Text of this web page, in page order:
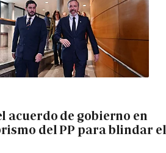
acuerdo de gobierno en
del PP para blindar el